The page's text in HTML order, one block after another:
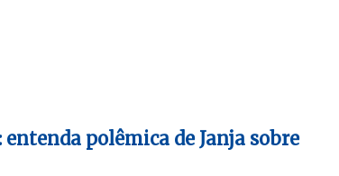
entenda polêmica de Janja sobre